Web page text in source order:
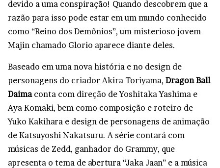
devido a uma conspiração! Quando descobrem que a
razão para isso pode estar em um mundo conhecido
como “Reino dos Demônios”, um misterioso jovem
Majin chamado Glorio aparece diante deles.
Baseado em uma nova história e no design de
personagens do criador Akira Toriyama, Dragon Ball
Daimaconta com direção de Yoshitaka Yashima e
Aya Komaki, bem como composição e roteiro de
Yuko Kakihara e design de personagens de animação
de Katsuyoshi Nakatsuru. A série contará com
músicas de Zedd, ganhador do Grammy, que
apresenta o tema de abertura “Jaka Jaan” e a música